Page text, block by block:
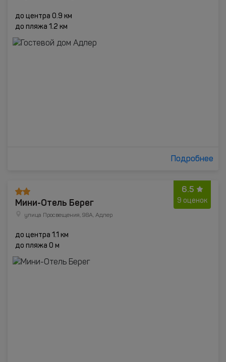
до центра 0.9 км
до пляжа 1.2 км
Подробнее
6.5
9 оценок
Мини-Отель Берег
улица Просвещения, 98А, Адлер
до центра 1.1 км
до пляжа 0 м